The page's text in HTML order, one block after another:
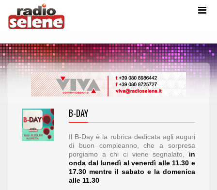
B-DAY
Il B-Day è la rubrica dedicata agli auguri
di buon compleanno, che a sorpresa
porgiamo a chi ci viene segnalato, in
onda dal lunedì al venerdì alle 11.30 e
17.30 mentre il sabato e la domenica
alle 11.30